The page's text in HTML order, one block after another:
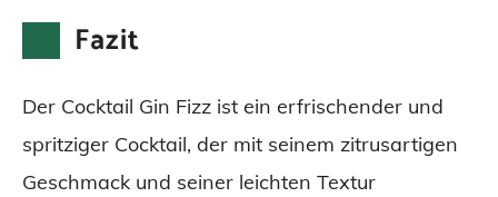
Fazit
Der Cocktail Gin Fizz ist ein erfrischender und
spritziger Cocktail, der mit seinem zitrusartigen
Geschmack und seiner leichten Textur